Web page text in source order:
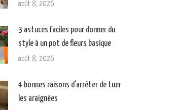
août 8, 2026
3 astuces faciles pour donner du
style à un pot de fleurs basique
août 8, 2026
4 bonnes raisons d’arrêter de tuer
les araignées